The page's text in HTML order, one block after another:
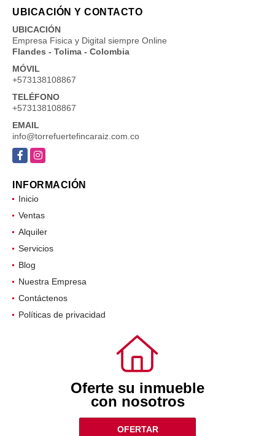
UBICACIÓN Y CONTACTO
UBICACIÓN
Empresa Fisica y Digital siempre Online
Flandes - Tolima - Colombia
MÓVIL
+573138108867
TELÉFONO
+573138108867
EMAIL
info@torrefuertefincaraiz.com.co
FacebookInstagram
INFORMACIÓN
Inicio
Ventas
Alquiler
Servicios
Blog
Nuestra Empresa
Contáctenos
Políticas de privacidad
Oferte su inmueble
con nosotros
OFERTAR